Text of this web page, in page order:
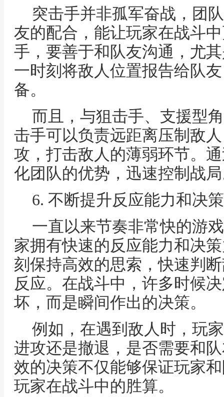
突击手并非孤军奋战，团
友的配合，能让玩家在战斗
手，要善于和队友沟通，尤
一时刻将敌人位置报告给队
备。
而且，与狙击手、支援型
击手可以负责远距离压制敌
攻，打击敌人的薄弱环节。
化团队的优势，迅速控制战
6. 不断提升反应能力和决
一直以来节奏非常快的游
家拥有快速的反应能力和决
刻保持高效的思索，快速判
反应。在战斗中，许多时候
坏，而是瞬间作出的决策。
例如，在遇到敌人时，玩
进攻还是撤退，是否需要和
效的决策不仅能够保证玩家
玩家在战斗中的胜算。